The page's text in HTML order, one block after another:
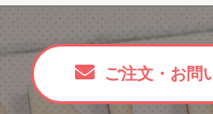
ご注文・お問